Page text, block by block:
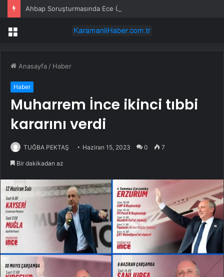
Menü
Anasayfa / Haber
Haber
Muharrem İnce ikinci tıbbi
kararını verdi
TUĞBA PEKTAŞ Haziran 15, 2023 0 7
Bir dakikadan az